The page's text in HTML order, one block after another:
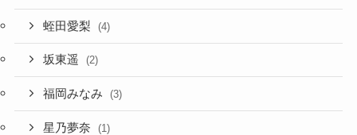
蛭田愛梨 (4)
坂東遥 (2)
福岡みなみ (3)
星乃夢奈 (1)